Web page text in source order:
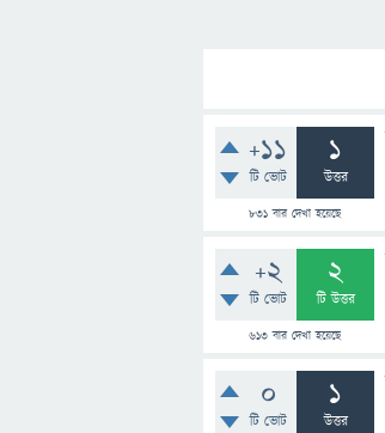
+11
টি ভোট
1
উত্তর
831 বার দেখা হয়েছে
+2
টি ভোট
2
টি উত্তর
613 বার দেখা হয়েছে
0
টি ভোট
1
উত্তর